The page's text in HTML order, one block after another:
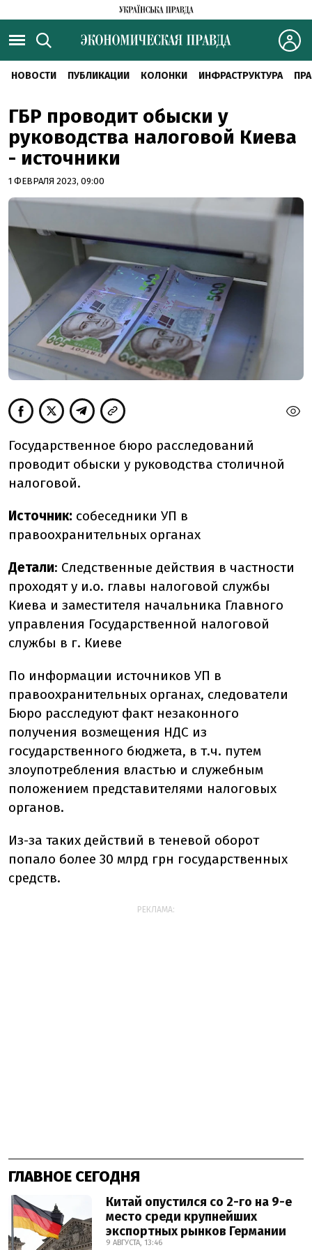
НОВОСТИ ПУБЛИКАЦИИ КОЛОНКИ ИНФРАСТРУКТУРА
ГБР проводит обыски у
руководства налоговой Киева
- источники
1 ФЕВРАЛЯ 2023, 09:00
Государственное бюро расследований
проводит обыски у руководства столичной
налоговой.
Источник: собеседники УП в
правоохранительных органах
Детали: Следственные действия в частности
проходят у и.о. главы налоговой службы
Киева и заместителя начальника Главного
управления Государственной налоговой
службы в г. Киеве
По информации источников УП в
правоохранительных органах, следователи
Бюро расследуют факт незаконного
получения возмещения НДС из
государственного бюджета, в т.ч. путем
злоупотребления властью и служебным
положением представителями налоговых
органов.
Из-за таких действий в теневой оборот
попало более 30 млрд грн государственных
средств.
РЕКЛАМА:
ГЛАВНОЕ СЕГОДНЯ
Китай опустился со 2-го на 9-е
место среди крупнейших
экспортных рынков Германии
9 АВГУСТА, 13:46